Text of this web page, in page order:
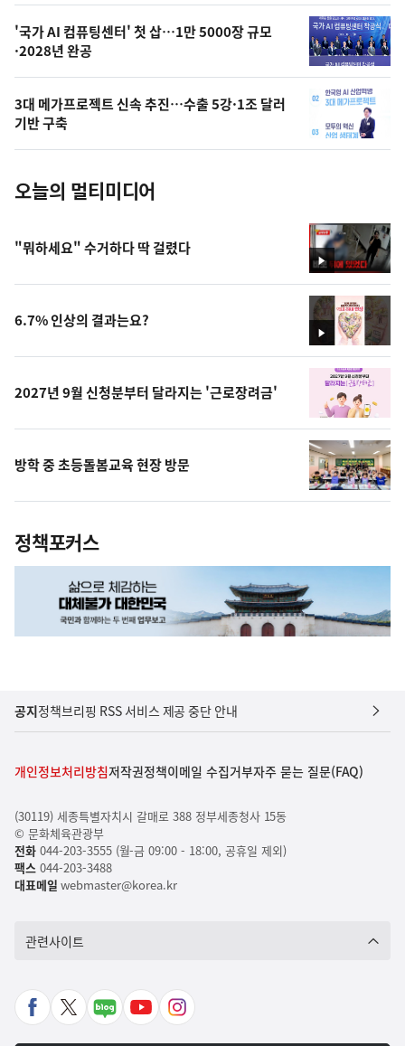
오
늘
사
진
'국가 AI 컴퓨팅센터' 첫 삽…1만 5000장 규모
·2028년 완공
3대 메가프로젝트 신속 추진…수출 5강·1조 달러
기반 구축
오늘의 멀티미디어
영
상
"뭐하세요" 수거하다 딱 걸렸다
영
상
6.7% 인상의 결과는요?
2027년 9월 신청분부터 달라지는 '근로장려금'
방학 중 초등돌봄교육 현장 방문
정책포커스
공지정책브리핑 RSS 서비스 제공 중단 안내
개인정보처리방침저작권정책이메일 수집거부자주 묻는 질문(FAQ)
(30119) 세종특별자치시 갈매로 388 정부세종청사 15동
© 문화체육관광부
전화044-203-3555 (월-금 09:00 - 18:00, 공휴일 제외)
팩스044-203-3488
대표메일 webmaster@korea.kr
관련사이트
페
X
네
유
인